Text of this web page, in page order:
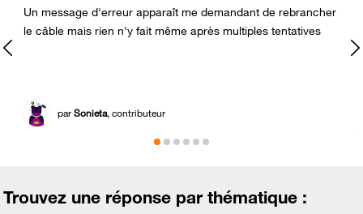
Un message d'erreur apparaît me demandant de rebrancher
le câble mais rien n'y fait même après multiples tentatives
parSonieta, contributeur
Trouvez une réponse par thématique :